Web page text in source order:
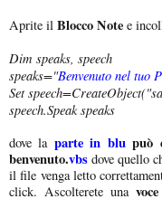
Aprite il Blocco Note e
Dim speaks, speech
speaks="Benvenuto nel tuo
Set
speech.Speak speaks
dove la parte in blupuò
benvenuto.vbsdove quello
il file venga letto
click. Ascolterete una